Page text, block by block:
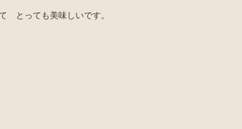
とっても美味しいです。